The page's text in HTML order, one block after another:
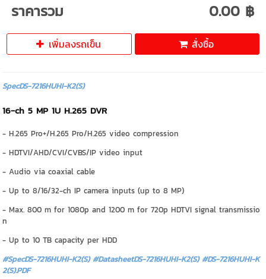
ราคารวม 0.00 ฿
เพิ่มลงรถเข็น สั่งซื้อ
SpecDS-7216HUHI-K2(S)
16-ch 5 MP 1U H.265 DVR
- H.265 Pro+/H.265 Pro/H.265 video compression
- HDTVI/AHD/CVI/CVBS/IP video input
- Audio via coaxial cable
- Up to 8/16/32-ch IP camera inputs (up to 8 MP)
- Max. 800 m for 1080p and 1200 m for 720p HDTVI signal transmissio
n
- Up to 10 TB capacity per HDD
#SpecDS-7216HUHI-K2(S) #DatasheetDS-7216HUHI-K2(S) #DS-7216HUHI-K
2(S).PDF